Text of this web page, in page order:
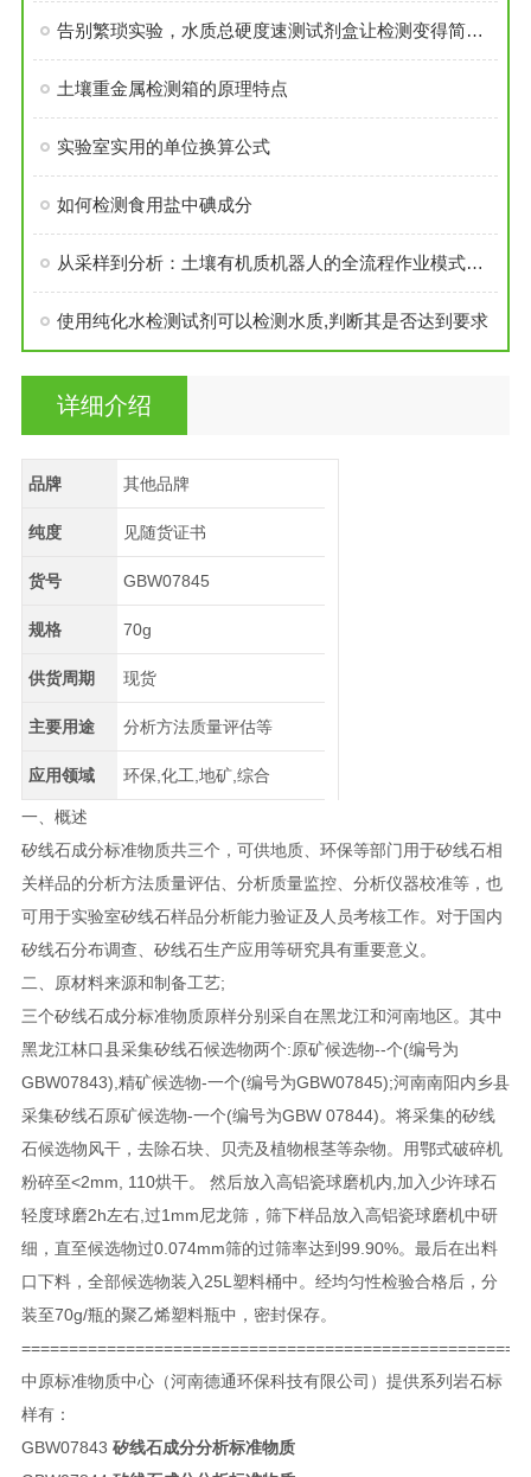
告别繁琐实验，水质总硬度速测试剂盒让检测变得简单快捷
土壤重金属检测箱的原理特点
实验室实用的单位换算公式
如何检测食用盐中碘成分
从采样到分析：土壤有机质机器人的全流程作业模式与效率优势
使用纯化水检测试剂可以检测水质,判断其是否达到要求
详细介绍
品牌 其他品牌
纯度 见随货证书
货号 GBW07845
规格 70g
供货周期 现货
主要用途 分析方法质量评估等
应用领域 环保,化工,地矿,综合
一、概述
矽线石成分标准物质共三个，可供地质、环保等部门用于矽线石相
关样品的分析方法质量评估、分析质量监控、分析仪器校准等，也
可用于实验室矽线石样品分析能力验证及人员考核工作。对于国内
矽线石分布调查、矽线石生产应用等研究具有重要意义。
二、原材料来源和制备工艺;
三个矽线石成分标准物质原样分别采自在黑龙江和河南地区。其中
黑龙江林口县采集矽线石候选物两个:原矿候选物--个(编号为
GBW07843),精矿候选物-一个(编号为GBW07845);河南南阳内乡县
采集矽线石原矿候选物-一个(编号为GBW 07844)。将采集的矽线
石候选物风干，去除石块、贝壳及植物根茎等杂物。用鄂式破碎机
粉碎至<2mm, 110烘干。 然后放入高铝瓷球磨机内,加入少许球石
轻度球磨2h左右,过1mm尼龙筛，筛下样品放入高铝瓷球磨机中研
细，直至候选物过0.074mm筛的过筛率达到99.90%。最后在出料
口下料，全部候选物装入25L塑料桶中。经均匀性检验合格后，分
装至70g/瓶的聚乙烯塑料瓶中，密封保存。
中原标准物质中心（河南德通环保科技有限公司）提供系列岩石标
样有：
GBW07843 矽线石成分分析标准物质